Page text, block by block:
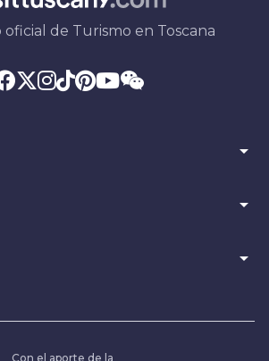
oficial de Turismo en Toscana
arrow_drop_down
arrow_drop_down
arrow_drop_down
Con el aporte de la